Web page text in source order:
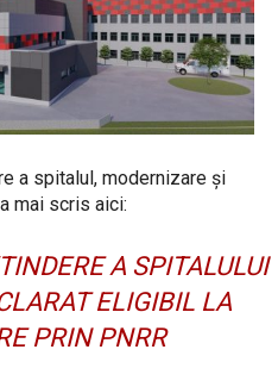
a spitalul, modernizare și
mai scris aici:
A SPITALULUI
ELIGIBIL LA
PRIN PNRR